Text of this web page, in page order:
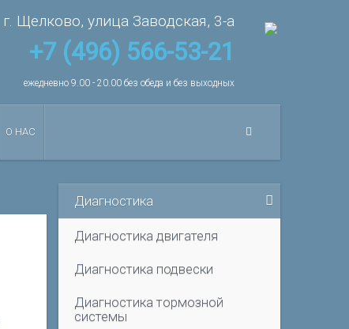
г. Щелково, улица Заводская, 3-а
+7 (496) 566-53-21
ежедневно 9.00 - 20.00 без обеда и без выходных
О НАС
Диагностика
Диагностика двигателя
Диагностика подвески
Диагностика тормозной
системы